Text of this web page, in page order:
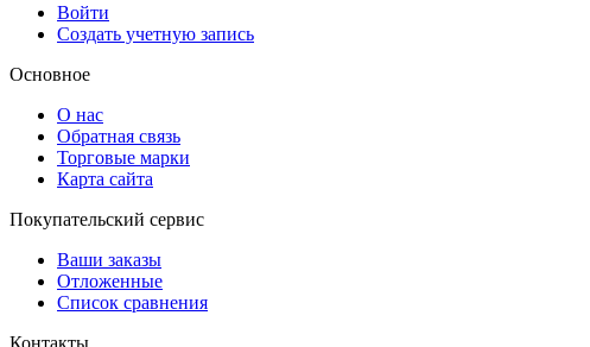
Войти
Создать учетную запись
Основное
О нас
Обратная связь
Торговые марки
Карта сайта
Покупательский сервис
Ваши заказы
Отложенные
Список сравнения
Контакты